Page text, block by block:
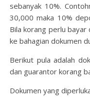
sebanyak 10%.
30,000 maka 10%
Bila korang perlu
ke bahagian dokumen
Berikut pula adalah
dan guarantor korang
Dokumen yang